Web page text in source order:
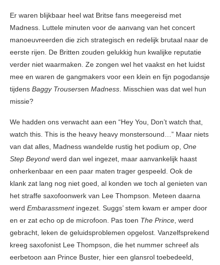
Er waren blijkbaar heel wat Britse fans meegereisd met
Madness. Luttele minuten voor de aanvang van het concert
manoeuvreerden die zich strategisch en redelijk brutaal naar de
eerste rijen. De Britten zouden gelukkig hun kwalijke reputatie
verder niet waarmaken. Ze zongen wel het vaakst en het luidst
mee en waren de gangmakers voor een klein en fijn pogodansje
tijdens Baggy Trousersen Madness. Misschien was dat wel hun
missie?
We hadden ons verwacht aan een “Hey You, Don’t watch that,
watch this. This is the heavy heavy monstersound…” Maar niets
van dat alles, Madness wandelde rustig het podium op, One
Step Beyond werd dan wel ingezet, maar aanvankelijk haast
onherkenbaar en een paar maten trager gespeeld. Ook de
klank zat lang nog niet goed, al konden we toch al genieten van
het straffe saxofoonwerk van Lee Thompson. Meteen daarna
werd Embarassmentingezet. Suggs’ stem kwam er amper door
en er zat echo op de microfoon. Pas toen The Prince, werd
gebracht, leken de geluidsproblemen opgelost. Vanzelfsprekend
kreeg saxofonist Lee Thompson, die het nummer schreef als
eerbetoon aan Prince Buster, hier een glansrol toebedeeld,